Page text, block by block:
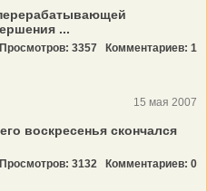
...
Просмотров: 3357 Комментариев: 1
15 мая 2007
воскресенья скончался
Просмотров: 3132 Комментариев: 0